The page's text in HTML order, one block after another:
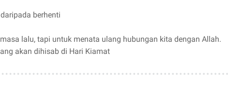
berhenti
lalu, tapi untuk menata ulang hubungan kita dengan Allah.
akan dihisab di Hari Kiamat